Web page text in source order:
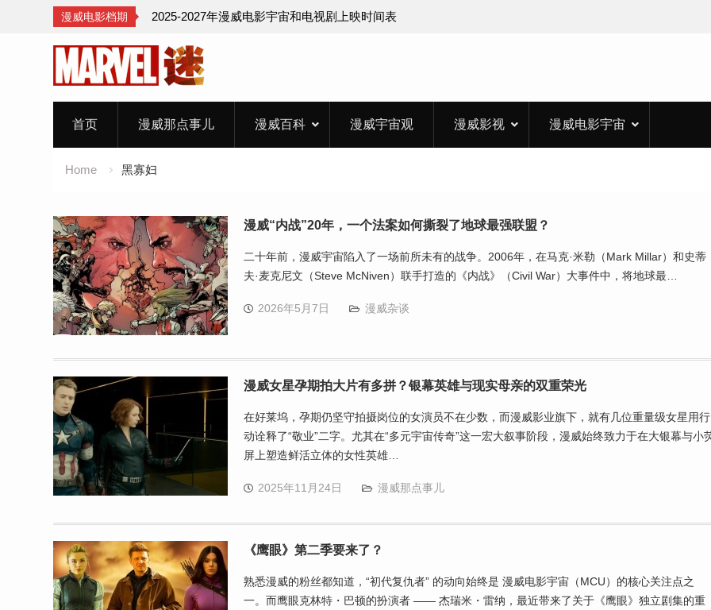
漫威电影档期
2025-2027年漫威电影宇宙和电视剧上映时间表
首页 漫威那点事儿 漫威百科 漫威宇宙观 漫威影视 漫威电影宇宙
Home 黑寡妇
漫威“内战”20年，一个法案如何撕裂了地球最强联盟？
二十年前，漫威宇宙陷入了一场前所未有的战争。2006年，在马克·米勒（Mark Millar）和史蒂
夫·麦克尼文（Steve McNiven）联手打造的《内战》（Civil War）大事件中，将地球最…
2026年5月7日 漫威杂谈
漫威女星孕期拍大片有多拼？银幕英雄与现实母亲的双重荣光
在好莱坞，孕期仍坚守拍摄岗位的女演员不在少数，而漫威影业旗下，就有几位重量级女星用行
动诠释了“敬业”二字。尤其在“多元宇宙传奇”这一宏大叙事阶段，漫威始终致力于在大银幕与小
屏上塑造鲜活立体的女性英雄…
2025年11月24日 漫威那点事儿
《鹰眼》第二季要来了？
熟悉漫威的粉丝都知道，“初代复仇者” 的动向始终是 漫威电影宇宙（MCU）的核心关注点之
一。而鹰眼克林特・巴顿的扮演者 —— 杰瑞米・雷纳，最近带来了关于《鹰眼》独立剧集的重